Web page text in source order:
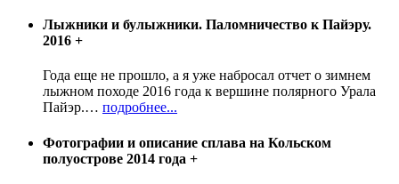
Лыжники и булыжники. Паломничество к Пайэру.
2016 +
Года еще не прошло, а я уже набросал отчет о зимнем
лыжном походе 2016 года к вершине полярного Урала
Пайэр.… подробнее...
Фотографии и описание сплава на Кольском
полуострове 2014 года +